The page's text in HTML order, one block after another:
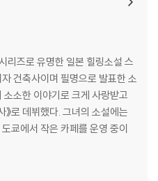
리즈로 유명한 일본 힐링소설 스
건축사이며 필명으로 발표한 소
소한 이야기로 크게 사랑받고
》로 데뷔했다. 그녀의 소설에는
쿄에서 작은 카페를 운영 중이